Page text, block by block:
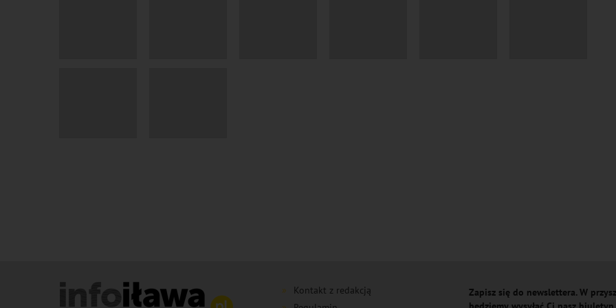
Kontakt z redakcją
Zapisz się do newslettera. W